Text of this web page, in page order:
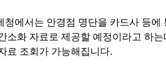
청에서는 안경점 명단을 카드사 등
소화 자료로 제공할 예정이라고 하
료 조회가 가능해집니다.